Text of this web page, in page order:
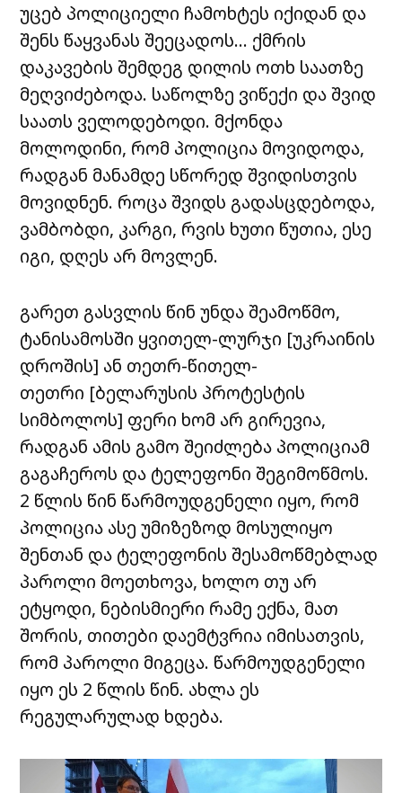
უცებ პოლიციელი ჩამოხტეს იქიდან და
შენს წაყვანას შეეცადოს… ქმრის
დაკავების შემდეგ დილის ოთხ საათზე
მეღვიძებოდა. საწოლზე ვიწექი და შვიდ
საათს ველოდებოდი. მქონდა
მოლოდინი, რომ პოლიცია მოვიდოდა,
რადგან მანამდე სწორედ შვიდისთვის
მოვიდნენ. როცა შვიდს გადასცდებოდა,
ვამბობდი, კარგი, რვის ხუთი წუთია, ესე
იგი, დღეს არ მოვლენ.
გარეთ გასვლის წინ უნდა შეამოწმო,
ტანისამოსში ყვითელ-ლურჯი [უკრაინის
დროშის] ან თეთრ-წითელ-
თეთრი [ბელარუსის პროტესტის
სიმბოლოს] ფერი ხომ არ გირევია,
რადგან ამის გამო შეიძლება პოლიციამ
გაგაჩეროს და ტელეფონი შეგიმოწმოს.
2 წლის წინ წარმოუდგენელი იყო, რომ
პოლიცია ასე უმიზეზოდ მოსულიყო
შენთან და ტელეფონის შესამოწმებლად
პაროლი მოეთხოვა, ხოლო თუ არ
ეტყოდი, ნებისმიერი რამე ექნა, მათ
შორის, თითები დაემტვრია იმისათვის,
რომ პაროლი მიგეცა. წარმოუდგენელი
იყო ეს 2 წლის წინ. ახლა ეს
რეგულარულად ხდება.